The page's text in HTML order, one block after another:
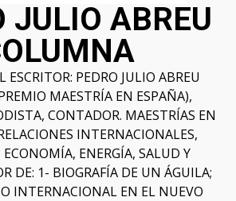
JULIO ABREU
ESCRITOR: PEDRO JULIO ABREU
MAESTRÍA EN ESPAÑA),
CONTADOR. MAESTRÍAS EN
INTERNACIONALES,
ECONOMÍA, ENERGÍA, SALUD Y
DE: 1- BIOGRAFÍA DE UN ÁGUILA;
INTERNACIONAL EN EL NUEVO